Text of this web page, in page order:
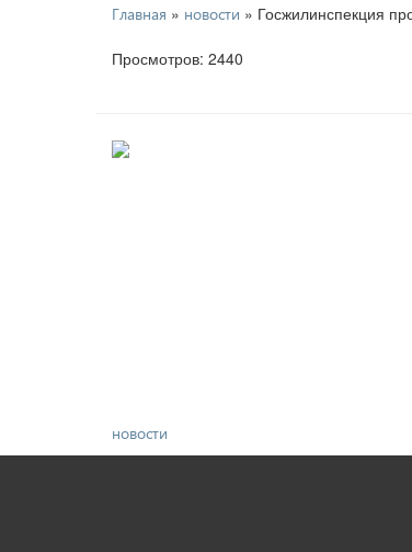
Главная » новости » Госжилинспекция
Просмотров: 2440
новости